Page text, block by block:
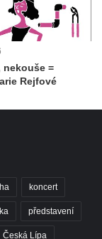
nekouše =
Rejfové
koncert
představení
Česká Lípa